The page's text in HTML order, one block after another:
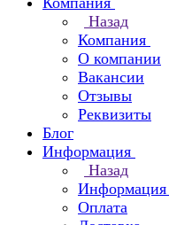
Назад
Компания
О компании
Вакансии
Отзывы
Реквизиты
Блог
Информация
Назад
Информация
Оплата